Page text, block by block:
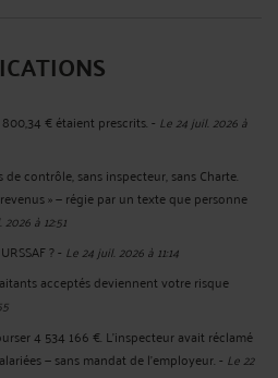
800,34 € étaient prescrits.- Le 24 juil. 2026 à
de contrôle, sans inspecteur, sans Charte.
» — régie par un texte que personne
à 12:51
?- Le 24 juil. 2026 à 11:14
acceptés deviennent votre risque
4 534 166 €. L'inspecteur avait réclamé
— sans mandat de l'employeur.- Le 22